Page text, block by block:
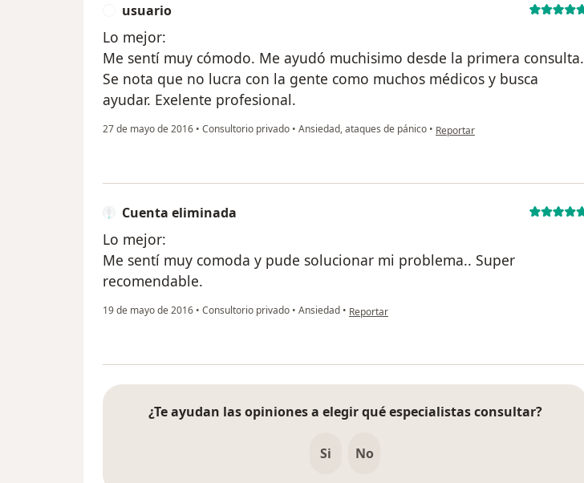
usuario
Lo mejor:
Me sentí muy cómodo. Me ayudó muchisimo desde la primera consulta.
Se nota que no lucra con la gente como muchos médicos y busca
ayudar. Exelente profesional.
27 de mayo de 2016 • Consultorio privado • Ansiedad, ataques de pánico • en opinión del usuario usuario
Reportar
Cuenta eliminada
Lo mejor:
Me sentí muy comoda y pude solucionar mi problema.. Super
recomendable.
19 de mayo de 2016 • Consultorio privado • Ansiedad • en opinión del usuario Cuenta eliminada
Reportar
¿Te ayudan las opiniones a elegir qué especialistas consultar?
Si No